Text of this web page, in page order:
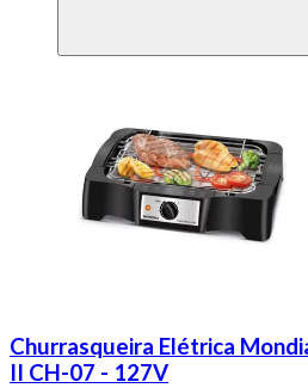
Churrasqueira Elétrica
II CH-07 - 127V